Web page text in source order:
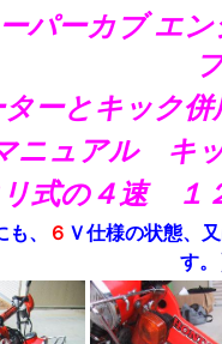
パーカブ エ
ターとキック
ニュアル キ
式の４速１
、 ６ Ｖ仕様の状態、又
す。